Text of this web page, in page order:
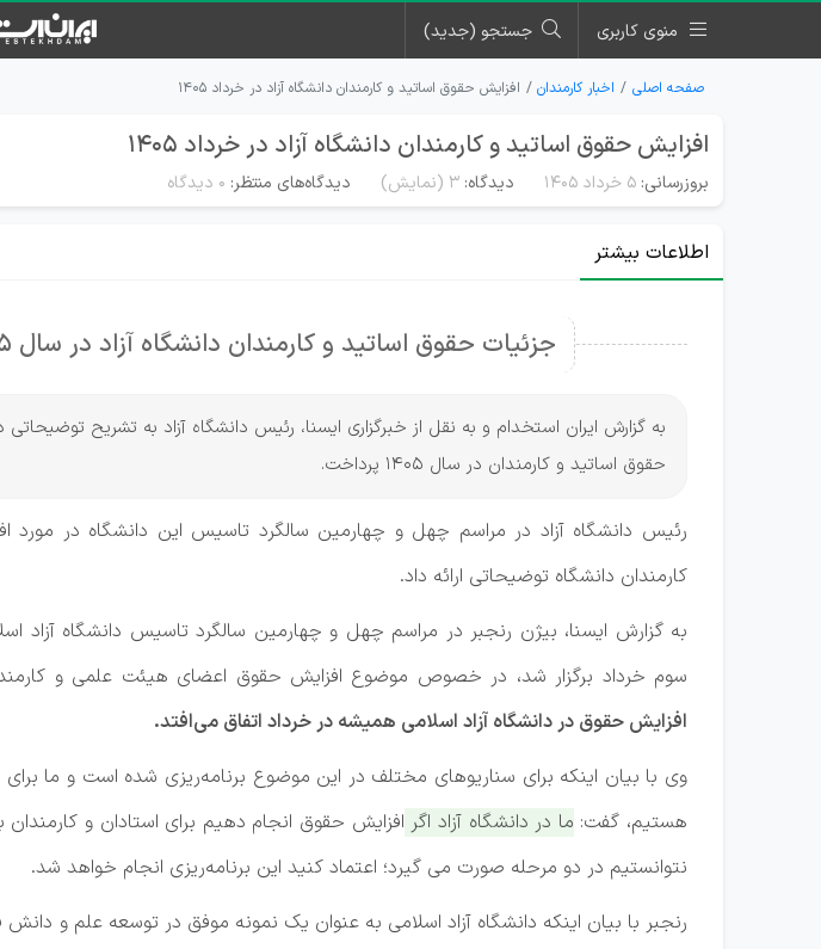
منوی کاربری جستجو (جدید)
صفحه اصلی اخبار کارمندان افزایش حقوق اساتید و کارمندان دانشگاه آزاد در خرداد ۱۴۰۵
افزایش حقوق اساتید و کارمندان دانشگاه آزاد در خرداد ۱۴۰۵
بروزرسانی: ۵ خرداد ۱۴۰۵ دیدگاه: 3 (نمایش) دیدگاه‌های منتظر: ۰ دیدگاه
اطلاعات بیشتر
جزئیات حقوق اساتید و کارمندان دانشگاه آزاد در سال 1405
به گزارش ایران استخدام و به نقل از خبرگزاری ایسنا، رئیس دانشگاه آزاد به تشریح
حقوق اساتید و کارمندان در سال 1405 پرداخت.
رئیس دانشگاه آزاد در مراسم چهل و چهارمین سالگرد تاسیس این دانشگاه در مورد
کارمندان دانشگاه توضیحاتی ارائه داد.
به گزارش ایسنا، بیژن رنجبر در مراسم چهل و چهارمین سالگرد تاسیس دانشگاه آزاد
سوم خرداد برگزار شد، در خصوص موضوع افزایش حقوق اعضای هیئت علمی و
افزایش حقوق در دانشگاه آزاد اسلامی همیشه در خرداد اتفاق می‌افتد.
وی با بیان اینکه برای سناریوهای مختلف در این موضوع برنامه‌ریزی شده است و ما برای
هستیم، گفت: ما در دانشگاه آزاد اگر افزایش حقوق انجام دهیم برای استادان و
نتوانستیم در دو مرحله صورت می گیرد؛ اعتماد کنید این برنامه‌ریزی انجام خواهد شد.
رنجبر با بیان اینکه دانشگاه آزاد اسلامی به عنوان یک نمونه موفق در توسعه علم و